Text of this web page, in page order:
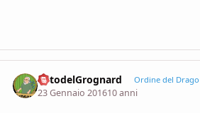
OrtodelGrognard Ordine del Drago
23 Gennaio 201610 anni